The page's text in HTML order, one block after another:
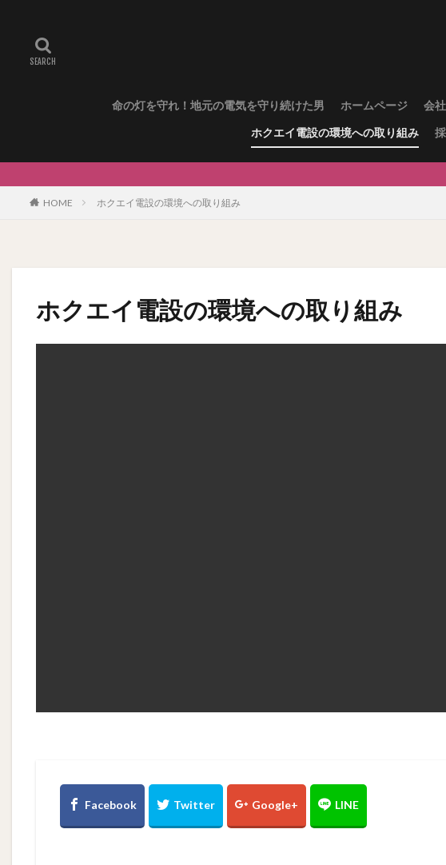
命の灯を守れ！地元の電気を守り続けた男 ホームページ 会
ホクエイ電設の環境への取り組み
HOME ホクエイ電設の環境への取り組み
ホクエイ電設の環境への取り組み